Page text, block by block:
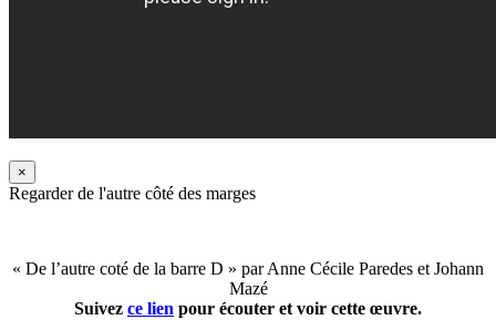
×
Regarder de l'autre côté des marges
« De l’autre coté de la barre D » par Anne Cécile Paredes et Johann
Mazé
Suivez ce lien pour écouter et voir cette œuvre.